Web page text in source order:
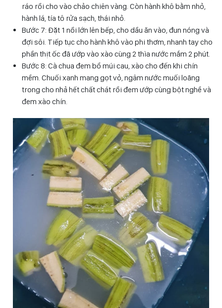
ráo rồi cho vào chảo chiên vàng. Còn hành khô bằm nhỏ,
hành lá, tía tô rửa sạch, thái nhỏ.
Bước 7: Đặt 1 nồi lớn lên bếp, cho dầu ăn vào, đun nóng và
đợi sôi. Tiếp tục cho hành khô vào phi thơm, nhanh tay cho
phần thịt ốc đã ướp vào xào cùng 2 thìa nước mắm 2 phút.
Bước 8: Cà chua đem bổ múi cau, xào cho đến khi chín
mềm. Chuối xanh mang gọt vỏ, ngâm nước muối loãng
trong cho nhả hết chất chát rồi đem ướp cùng bột nghề và
đem xào chín.